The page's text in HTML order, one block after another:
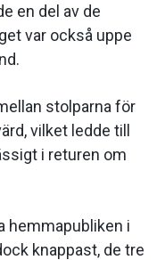
en del av de
var också uppe
stolparna för
vilket ledde till
i returen om
hemmapubliken i
knappast, de tre